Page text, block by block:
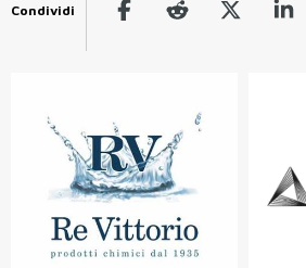
Condividi